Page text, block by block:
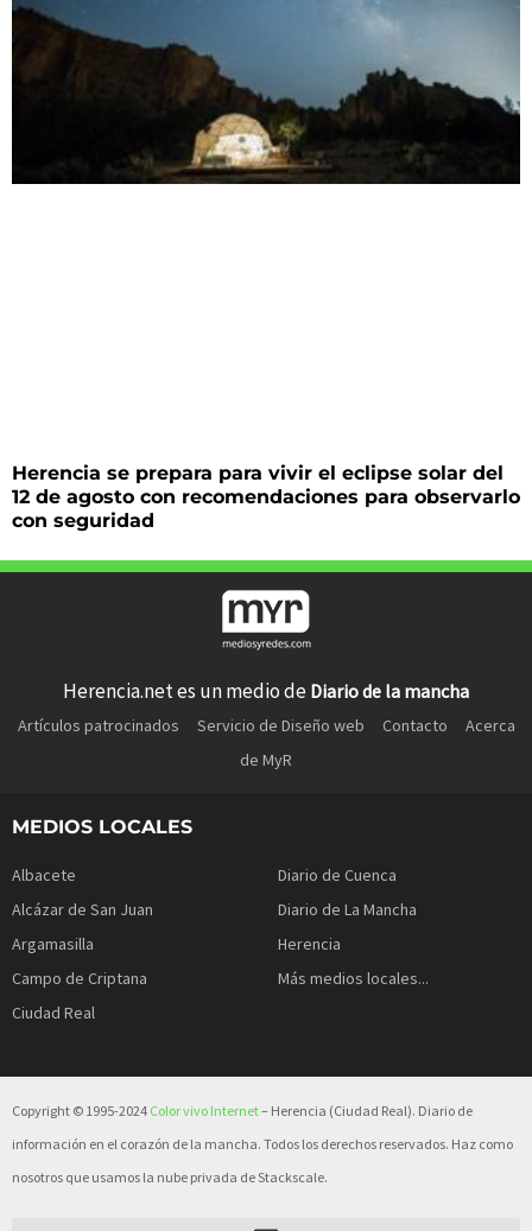
Herencia se prepara para vivir el eclipse solar del
12 de agosto con recomendaciones para observarlo
con seguridad
Herencia.net es un medio de Diario de la mancha
Artículos patrocinados Servicio de Diseño web Contacto
Acerca
de MyR
MEDIOS LOCALES
Albacete
Alcázar de San Juan
Argamasilla
Campo de Criptana
Ciudad Real
Diario de Cuenca
Diario de La Mancha
Herencia
Más medios locales...
Copyright © 1995-2024 Color vivo Internet– Herencia (Ciudad Real). Diario de
información en el corazón de la mancha. Todos los derechos reservados. Haz como
nosotros que usamos la nube privada de Stackscale.